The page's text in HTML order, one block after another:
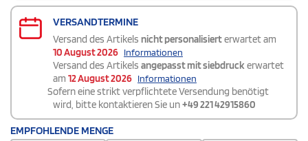
VERSANDTERMINE
Versand des Artikels nicht personalisierterwartet am
10 August 2026 Informationen
Versand des Artikels angepasst mit siebdruckerwartet
am 12 August 2026 Informationen
Sofern eine strikt verpflichtete Versendung benötigt
wird, bitte kontaktieren Sie un+49 221 42915860
EMPFOHLENDE MENGE